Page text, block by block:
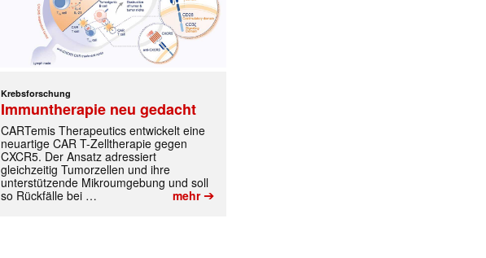
Krebsforschung
Immuntherapie neu gedacht
CARTemis Therapeutics entwickelt eine
neuartige CAR T-Zelltherapie gegen
CXCR5. Der Ansatz adressiert
gleichzeitig Tumorzellen und ihre
unterstützende Mikroumgebung und soll
so Rückfälle bei …
mehr➔